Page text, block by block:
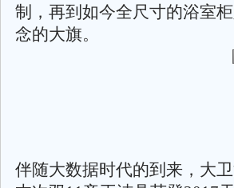
制，再到如今全尺寸的浴室
念的大旗。
伴随大数据时代的到来，大